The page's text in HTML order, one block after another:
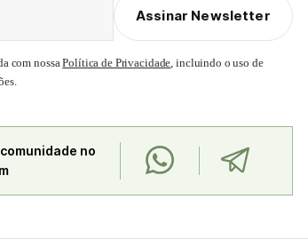
Assinar Newsletter
com nossaPolítica de Privacidade, incluindo o uso de
no